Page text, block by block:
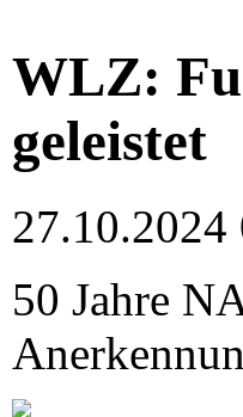
WLZ:
geleistet
27.10.2024
50 Jahre